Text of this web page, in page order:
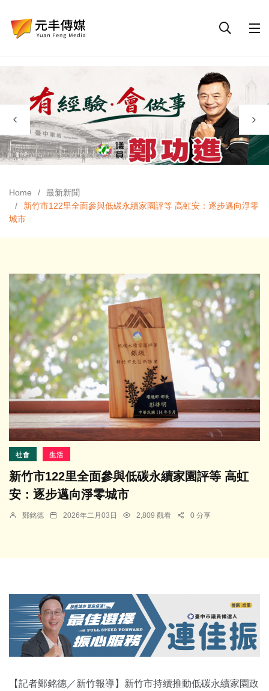
Home
最新新聞
新竹市122里全面參與低碳永續家園評等 高虹安：逐步邁向淨零
城市
社會 生活
新竹市122里全面參與低碳永續家園評等 高虹
安：逐步邁向淨零城市
鄭銘德 2026年二月03日 2,809 觀看 0 分享
【記者鄭銘德／新竹報導】新竹市持續推動低碳永續家園政